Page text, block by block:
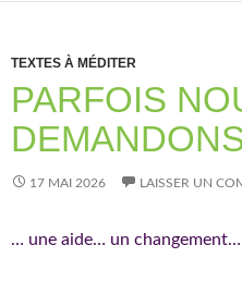
TEXTES À MÉDITER
PARFOIS
17 MAI 2026 LAISSER UN
… une aide… un changement…